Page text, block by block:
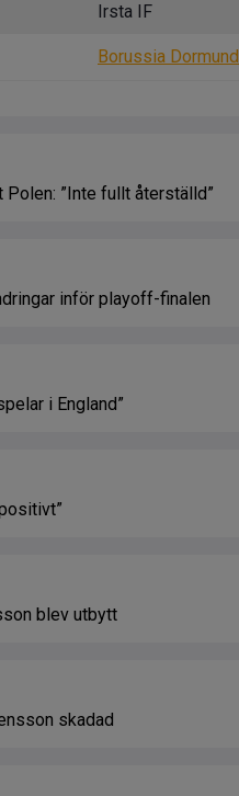
Irsta IF
Borussia Dormund
”Inte fullt återställd”
inför playoff-finalen
i England”
blev utbytt
skadad